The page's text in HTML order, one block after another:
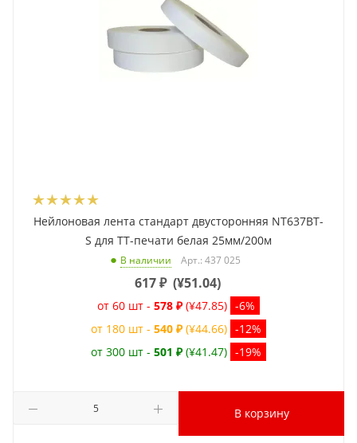
Нейлоновая лента стандарт двусторонняя NT637BT-
S для ТТ-печати белая 25мм/200м
В наличии Арт.: 437 025
617₽ (¥51.04)
от 60 шт - 578 ₽ (¥47.85) -6%
от 180 шт - 540 ₽ (¥44.66) -12%
от 300 шт - 501 ₽ (¥41.47) -19%
В корзину